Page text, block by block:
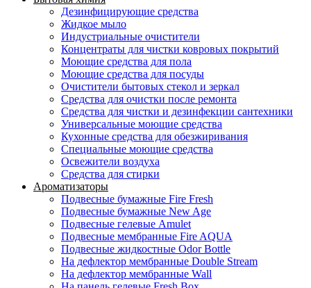
Дезинфицирующие средства
Жидкое мыло
Индустриальные очистители
Концентраты для чистки ковровых покрытий
Моющие средства для пола
Моющие средства для посуды
Очистители бытовых стекол и зеркал
Средства для очистки после ремонта
Средства для чистки и дезинфекции сантехники
Универсальные моющие средства
Кухонные средства для обезжиривания
Специальные моющие средства
Освежители воздуха
Средства для стирки
Ароматизаторы
Подвесные бумажные Fire Fresh
Подвесные бумажные New Age
Подвесные гелевые Amulet
Подвесные мембранные Fire AQUA
Подвесные жидкостные Odor Bottle
На дефлектор мембранные Double Stream
На дефлектор мембранные Wall